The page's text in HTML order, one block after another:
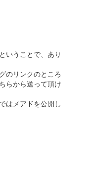
いうことで、あり
のリンクのところ
らから送って頂け
はメアドを公開し